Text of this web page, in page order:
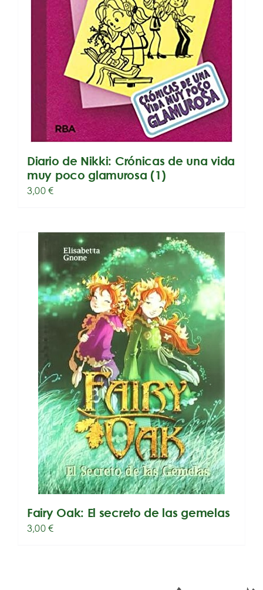
Diario de Nikki: Crónicas de una vida
muy poco glamurosa (1)
3,00€
Fairy Oak: El secreto de las gemelas
3,00€